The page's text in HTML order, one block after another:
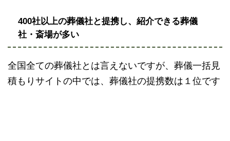
400社以上の葬儀社と提携し、紹介できる葬儀
社・斎場が多い
全国全ての葬儀社とは言えないですが、葬儀一括見
積もりサイトの中では、葬儀社の提携数は１位です